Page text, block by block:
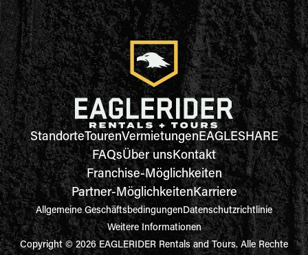
StandorteTourenVermietungenEAGLESHARE
FAQsÜber unsKontakt
Franchise-Möglichkeiten
Partner-MöglichkeitenKarriere
Allgemeine GeschäftsbedingungenDatenschutzrichtlinie
Weitere Informationen
Copyright © 2026 EAGLERIDER Rentals and Tours. Alle Rechte